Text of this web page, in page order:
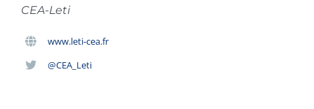
CEA-Leti
www.leti-cea.fr
@CEA_Leti